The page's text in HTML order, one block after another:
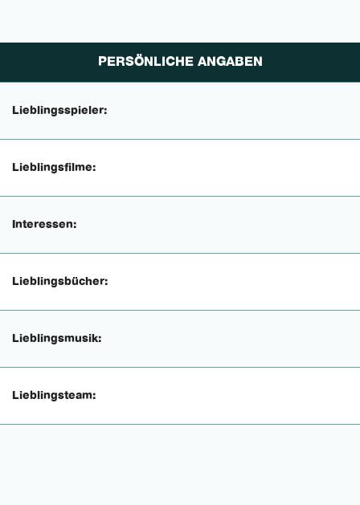
PERSÖNLICHE ANGABEN
Lieblingsspieler:
Lieblingsfilme:
Interessen:
Lieblingsbücher:
Lieblingsmusik:
Lieblingsteam: